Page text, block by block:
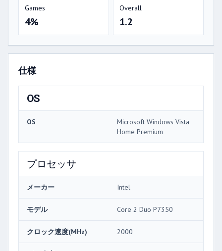
Games
4%
Overall
1.2
仕様
OS
OS
Microsoft Windows Vista
Home Premium
プロセッサ
メーカー Intel
モデル Core 2 Duo P7350
クロック速度(MHz) 2000